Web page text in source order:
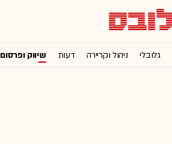
גלובלי ניהול וקריירה דעות שיווק ופרסום